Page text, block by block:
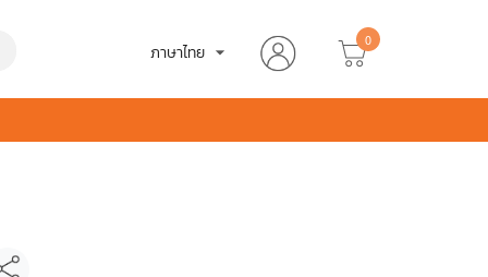
ภาษาไทย arrow_drop_down
0